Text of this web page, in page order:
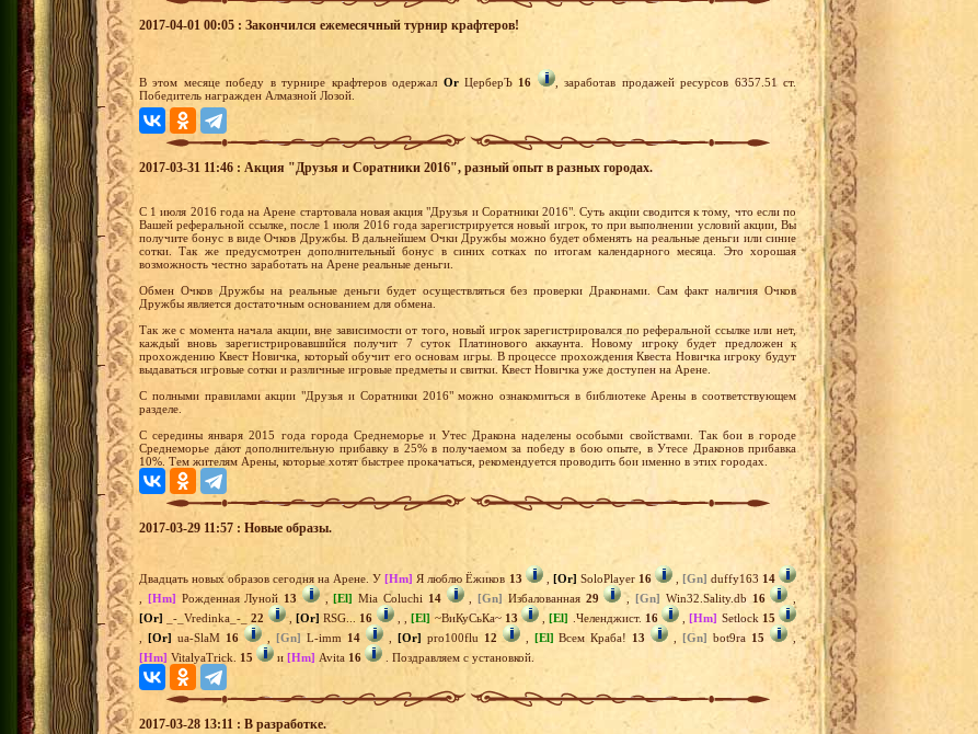
2017-04-01 00:05 : Закончился ежемесячный турнир крафтеров!
В этом месяце победу в турнире крафтеров одержал OrЦерберЪ 16
, заработав продажей ресурсов 6357.51 ст.
Победитель награжден Алмазной Лозой.
2017-03-31 11:46 : Акция "Друзья и Соратники 2016", разный опыт в разных городах.
С 1 июля 2016 года на Арене стартовала новая акция "Друзья и Соратники 2016". Суть акции сводится к тому, что если по
Вашей реферальной ссылке, после 1 июля 2016 года зарегистрируется новый игрок, то при выполнении условий акции, Вы
получите бонус в виде Очков Дружбы. В дальнейшем Очки Дружбы можно будет обменять на реальные деньги или синие
сотки. Так же предусмотрен дополнительный бонус в синих сотках по итогам календарного месяца. Это хорошая
возможность честно заработать на Арене реальные деньги.
Обмен Очков Дружбы на реальные деньги будет осуществляться без проверки Драконами. Сам факт наличия Очков
Дружбы является достаточным основанием для обмена.
Так же с момента начала акции, вне зависимости от того, новый игрок зарегистрировался по реферальной ссылке или нет,
каждый вновь зарегистрировавшийся получит 7 суток Платинового аккаунта. Новому игроку будет предложен к
прохождению Квест Новичка, который обучит его основам игры. В процессе прохождения Квеста Новичка игроку будут
выдаваться игровые сотки и различные игровые предметы и свитки. Квест Новичка уже доступен на Арене.
С полными правилами акции "Друзья и Соратники 2016" можно ознакомиться в библиотеке Арены в соответствующем
разделе.
С середины января 2015 года города Среднеморье и Утес Дракона наделены особыми свойствами. Так бои в городе
Среднеморье дают дополнительную прибавку в 25% в получаемом за победу в бою опыте, в Утесе Драконов прибавка
10%. Тем жителям Арены, которые хотят быстрее прокачаться, рекомендуется проводить бои именно в этих городах.
2017-03-29 11:57 : Новые образы.
Двадцать новых образов сегодня на Арене. У[Hm] Я люблю Ёжиков 13 , [Or] SoloPlayer 16 , [Gn] duffy163 14
[Hm] Рожденная Луной 13 ,[El] Mia Coluchi 14 ,[Gn] Избалованная 29 , [Gn] Win32.Sality.db 16
[Or] _-_Vredinka_-_22 ,[Or] RSG... 16 , ,[El] ~ВиКуСьКа~ 13 ,[El] .Челенджист. 16 ,[Hm] Setlock 15
[Or] ua-SlaM 16 , [Gn] L-imm 14 , [Or] pro100flu 12 , [El] Всем Краба! 13 ,[Gn] bot9ra 15
,
[Hm] VitalyaTrick. 15 и [Hm] Avita 16 . Поздравляем с установкой.
2017-03-28 13:11 : В разработке.